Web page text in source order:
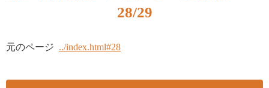
28/29
元のページ ../index.html#28